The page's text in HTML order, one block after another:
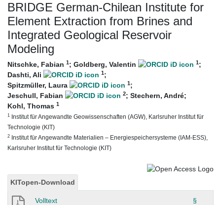
BRIDGE German-Chilean Institute for
Element Extraction from Brines and
Integrated Geological Reservoir
Modeling
Nitschke, Fabian 1; Goldberg, Valentin 1;
Dashti, Ali
1;
Spitzmüller, Laura
1;
Jeschull, Fabian
2; Stechern, André;
Kohl, Thomas 1
1 Institut für Angewandte Geowissenschaften (AGW), Karlsruher Institut für
Technologie (KIT)
2 Institut für Angewandte Materialien – Energiespeichersysteme (IAM-ESS),
Karlsruher Institut für Technologie (KIT)
KITopen-Download
Volltext §